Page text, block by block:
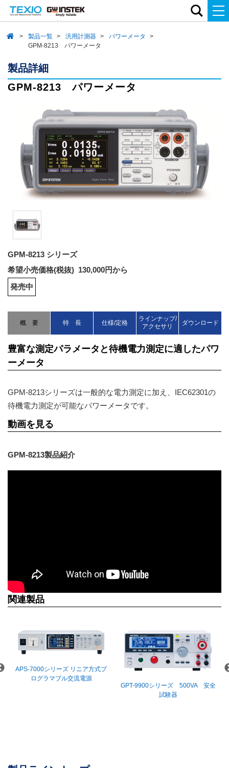
製品一覧 汎用計測器
パワーメータ
GPM-8213 パワーメータ
製品詳細
GPM-8213 パワーメータ
GPM-8213 シリーズ
希望小売価格(税抜) 130,000円から
発売中
概 要 特 長 仕様/定格
ラインナップ/
アクセサリ
ダウンロード
豊富な測定パラメータと待機電力測定に適したパワ
ーメータ
GPM-8213シリーズは一般的な電力測定に加え、IEC62301の
待機電力測定が可能なパワーメータです。
動画を見る
GPM-8213製品紹介
関連製品
APS-7000シリーズ リニア方式プ
ログラマブル交流電源
GPT-9900シリーズ 500VA 安全
試験器